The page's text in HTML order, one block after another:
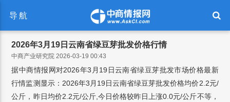
导航
2026年3月19日云南省绿豆芽批发价格行情
中商产业研究院 2026-03-19 00:43
据中商情报网对2026年3月19日云南省绿豆芽批发市场价格最新
行情监测显示：2026年3月19日云南省绿豆芽批发价格均价2.2元/
公斤，昨日均价2.2元/公斤,今日价格较昨日上涨0.0元/公斤不等，